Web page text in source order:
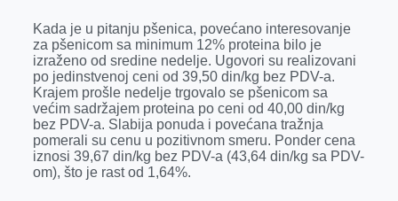
Kada je u pitanju pšenica, povećano interesovanje
za pšenicom sa minimum 12% proteina bilo je
izraženo od sredine nedelje. Ugovori su realizovani
po jedinstvenoj ceni od 39,50 din/kg bez PDV-a.
Krajem prošle nedelje trgovalo se pšenicom sa
većim sadržajem proteina po ceni od 40,00 din/kg
bez PDV-a. Slabija ponuda i povećana tražnja
pomerali su cenu u pozitivnom smeru. Ponder cena
iznosi 39,67 din/kg bez PDV-a (43,64 din/kg sa PDV-
om), što je rast od 1,64%.